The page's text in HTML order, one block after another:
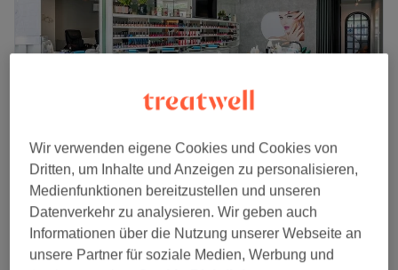
Beauty & Nails - Frankfurt
4,7
904 Bewertungen
Altstadt, Frankfurt am Main
Auf Karte anzeigen
Nagelreparatur
15 Min.
7 €
Wir verwenden eigene Cookies und Cookies von
Dritten, um Inhalte und Anzeigen zu personalisieren,
Medienfunktionen bereitzustellen und unseren
Datenverkehr zu analysieren. Wir geben auch
Informationen über die Nutzung unserer Webseite an
unsere Partner für soziale Medien, Werbung und